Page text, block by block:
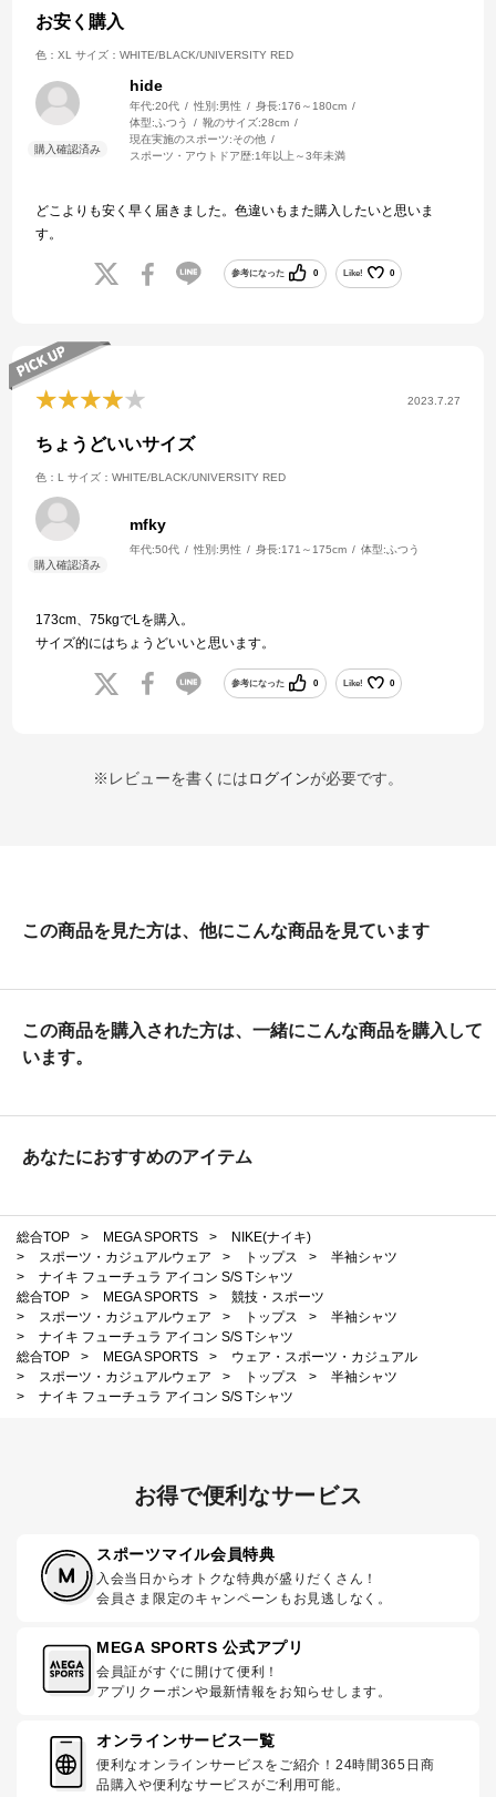
お安く購入
色：XL サイズ：WHITE/BLACK/UNIVERSITY RED
hide
年代:20代 性別:男性 身長:176～180cm
体型: ふつう 靴のサイズ:28cm
現在実施のスポーツ:その他
スポーツ・アウトドア歴:1年以上～3年未満
どこよりも安く早く届きました。色違いもまた購入したいと思いま
す。
参考になった 0 Like! 0
2023.7.27
ちょうどいいサイズ
色：L サイズ：WHITE/BLACK/UNIVERSITY RED
mfky
年代:50代 性別:男性 身長:171～175cm 体型: ふつう
173cm、75kgでLを購入。
サイズ的にはちょうどいいと思います。
参考になった 0 Like! 0
※レビューを書くにはログインが必要です。
この商品を見た方は、他にこんな商品を見ています
この商品を購入された方は、一緒にこんな商品を購入して
います。
あなたにおすすめのアイテム
総合TOP > MEGA SPORTS >
NIKE(ナイキ)
>
スポーツ・カジュアルウェア > トップス >
半袖シャツ
>
ナイキ フューチュラ アイコン S/S Tシャツ
総合TOP
> MEGA SPORTS >
競技・スポーツ
>
スポーツ・カジュアルウェア > トップス >
半袖シャツ
>
ナイキ フューチュラ アイコン S/S Tシャツ
総合TOP
> MEGA SPORTS >
ウェア・スポーツ・カジュアル
>
スポーツ・カジュアルウェア > トップス >
半袖シャツ
>
ナイキ フューチュラ アイコン S/S Tシャツ
お得で便利なサービス
スポーツマイル会員特典
入会当日からオトクな特典が盛りだくさん！
会員さま限定のキャンペーンもお見逃しなく。
MEGA SPORTS 公式アプリ
会員証がすぐに開けて便利！
アプリクーポンや最新情報をお知らせします。
オンラインサービス一覧
便利なオンラインサービスをご紹介！24時間365日商
品購入や便利なサービスがご利用可能。